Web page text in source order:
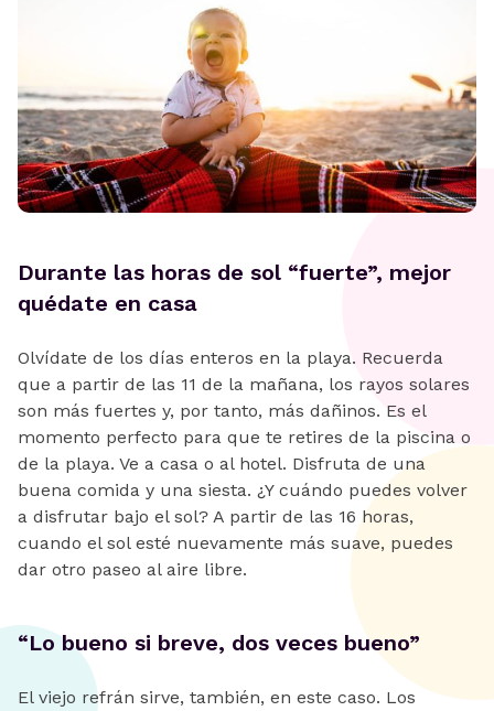
Durante las horas de sol “fuerte”, mejor
quédate en casa
Olvídate de los días enteros en la playa. Recuerda
que a partir de las 11 de la mañana, los rayos solares
son más fuertes y, por tanto, más dañinos. Es el
momento perfecto para que te retires de la piscina o
de la playa. Ve a casa o al hotel. Disfruta de una
buena comida y una siesta. ¿Y cuándo puedes volver
a disfrutar bajo el sol? A partir de las 16 horas,
cuando el sol esté nuevamente más suave, puedes
dar otro paseo al aire libre.
“Lo bueno si breve, dos veces bueno”
El viejo refrán sirve, también, en este caso. Los